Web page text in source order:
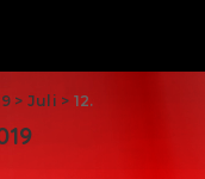
> Juli > 12.